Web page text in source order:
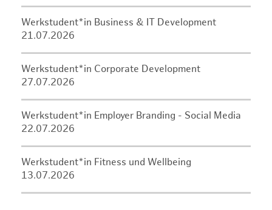
Werkstudent*in Business & IT Development
21.07.2026
Werkstudent*in Corporate Development
27.07.2026
Werkstudent*in Employer Branding - Social Media
22.07.2026
Werkstudent*in Fitness und Wellbeing
13.07.2026